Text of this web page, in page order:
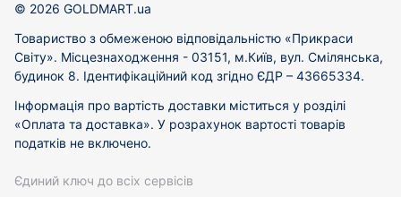
© 2026 GOLDMART.ua
Товариство з обмеженою відповідальністю «Прикраси
Світу». Місцезнаходження - 03151, м.Київ, вул. Смілянська,
будинок 8. Ідентифікаційний код згідно ЄДР – 43665334.
Інформація про вартість доставки міститься у розділі
«Оплата та доставка». У розрахунок вартості товарів
податків не включено.
Єдиний ключ до всіх сервісів